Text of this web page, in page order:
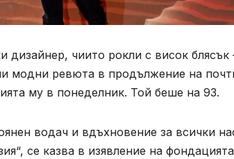
чиито рокли с висок блясък
модни ревюта в продължение на
му в понеделник. Той беше на 93.
водач и вдъхновение за всички
се казва в изявление на